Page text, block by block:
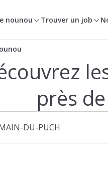
nounou Trouver un job
près